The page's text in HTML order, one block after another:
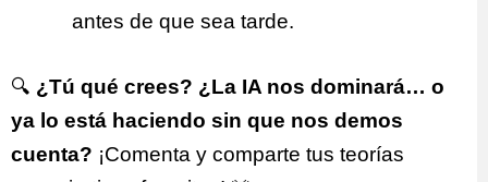
antes de que sea tarde.
🔍 ¿Tú qué crees? ¿La IA nos dominará… o
ya lo está haciendo sin que nos demos
cuenta? ¡Comenta y comparte tus teorías